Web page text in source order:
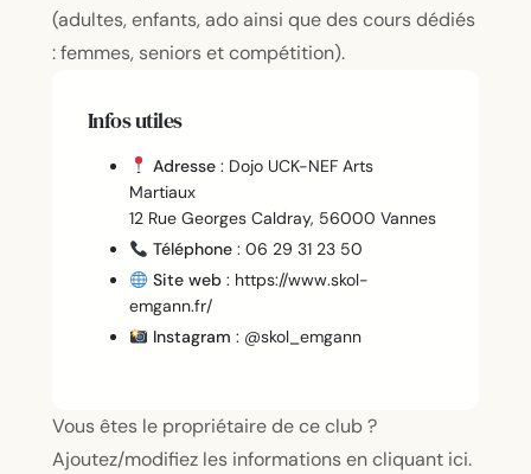
(adultes, enfants, ado ainsi que des cours dédiés
: femmes, seniors et compétition).
Infos utiles
Adresse: Dojo UCK-NEF Arts
Martiaux
12 Rue Georges Caldray, 56000 Vannes
Téléphone: 06 29 31 23 50
Site web: https://www.skol-
emgann.fr/
Instagram : @skol_emgann
Vous êtes le propriétaire de ce club ?
Ajoutez/modifiez les informations en cliquant ici.